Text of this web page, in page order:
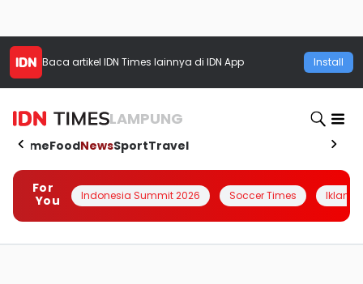
Baca artikel IDN Times lainnya di IDN App Install
LAMPUNG
HomeFoodNewsSportTravel
For
You
Indonesia Summit 2026 Soccer Times Iklanin